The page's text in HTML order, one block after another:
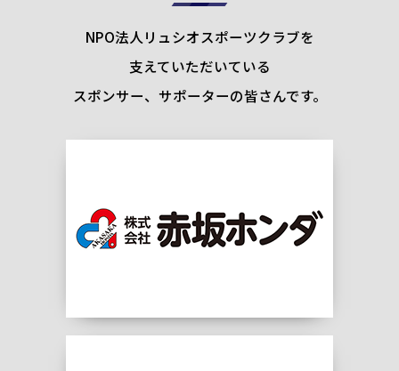
NPO法人リュシオスポーツクラブを
支えていただいている
スポンサー、サポーターの皆さんです。